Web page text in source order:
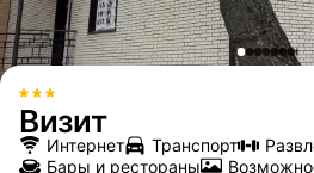
Визит
Интернет Транспорт
Бары и рестораны